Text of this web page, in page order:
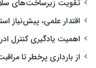
تقویت زیرساخت‌های
اقتدار علمی، پیش‌نیاز
اهمیت یادگیری کنترل ادرار
از بارداری پرخطر تا